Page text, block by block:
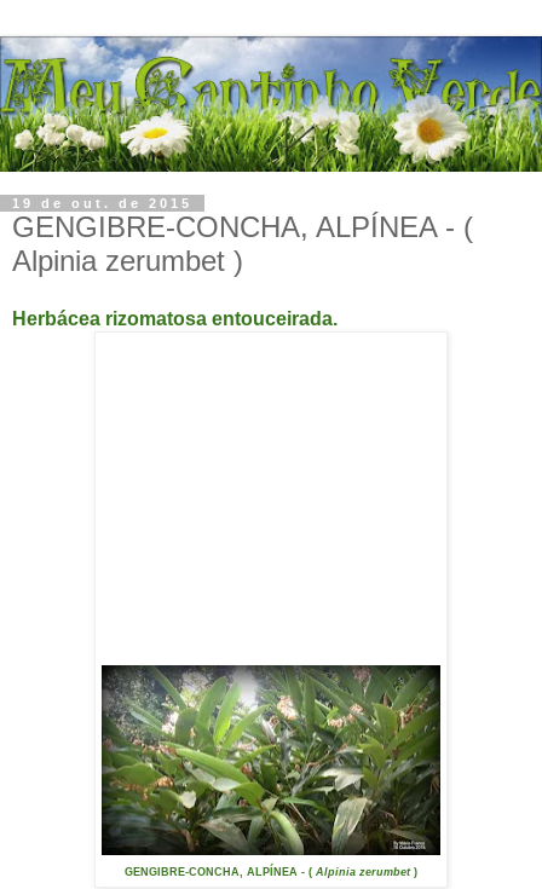
19 de out. de 2015
GENGIBRE-CONCHA, ALPÍNEA - (
Alpinia zerumbet )
Herbácea rizomatosa entouceirada.
GENGIBRE-CONCHA, ALPÍNEA - ( Alpinia zerumbet)